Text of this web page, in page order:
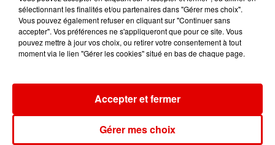
sélectionnant les finalités et/ou partenaires dans "Gérer mes choix".
Vous pouvez également refuser en cliquant sur "Continuer sans
accepter". Vos préférences ne s'appliqueront que pour ce site. Vous
pouvez mettre à jour vos choix, ou retirer votre consentement à tout
moment via le lien "Gérer les cookies" situé en bas de chaque page.
Gérer mes choix
Accepter et fermer